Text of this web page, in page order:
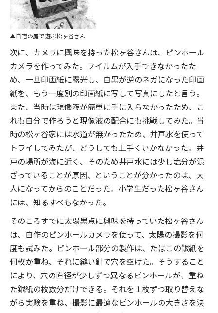
自宅の庭で遊ぶ松ヶ谷さん
次に、カメラに興味を持った松ヶ谷さんは、ピンホール
カメラを作ってみた。フイルムが入手できなかったた
め、一旦印画紙に露光し、白黒が逆のネガになった印画
紙を、もう一度別の印画紙に写して写真にしたと言う。
また、当時は現像液が簡単に手に入らなかったため、こ
れも自分で作ろうと現像液の配合にも挑戦してみた。当
時の松ヶ谷家には水道が無かったため、井戸水を使って
トライしてみたが、どうしても上手くいかなかった。井
戸の場所が海に近く、そのため井戸水には少し塩分が混
ざっていることが原因、ということが分かったのは、大
人になってからのことだった。小学生だった松ヶ谷さん
には、知るすべもなかった。
そのころすでに太陽黒点に興味を持っていた松ヶ谷さん
は、自作のピンホールカメラを使って、太陽の撮影を何
度も試みた。ピンホール部分の製作は、たばこの銀紙を
何枚か重ね、それに縫い針で穴を空けた。そうすること
により、穴の直径が少しずつ異なるピンホールが、重ね
た銀紙の枚数分だけできる。それを１枚ずつ取り替えな
がら実験を重ね、撮影に最適なピンホールの大きさを決